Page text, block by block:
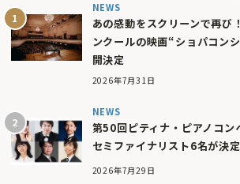
NEWS
あの感動をスクリーンで再び
ンクールの映画“ショパコン
開決定
2026年7月31日
NEWS
第50回ピティナ・ピアノコン
セミファイナリスト6名が決定
2026年7月29日